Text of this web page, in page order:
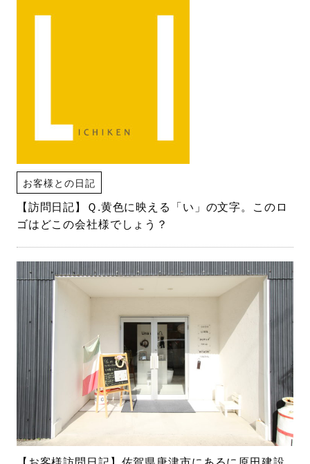
お客様との日記
【訪問日記】Ｑ.黄色に映える「い」の文字。このロ
ゴはどこの会社様でしょう？